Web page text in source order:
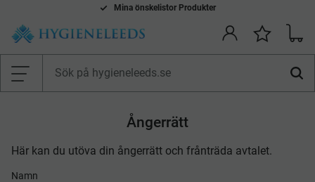
Meny
Mina önskelistor Produkter
Ångerrätt
Här kan du utöva din ångerrätt och frånträda avtalet.
Namn